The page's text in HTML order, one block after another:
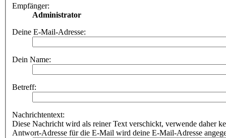
Empfänger:
Administrator
Deine E-Mail-Adresse:
Dein Name:
Betreff:
Nachrichtentext:
Diese Nachricht wird als reiner Text verschickt, verwende daher
Antwort-Adresse für die E-Mail wird deine E-Mail-Adresse